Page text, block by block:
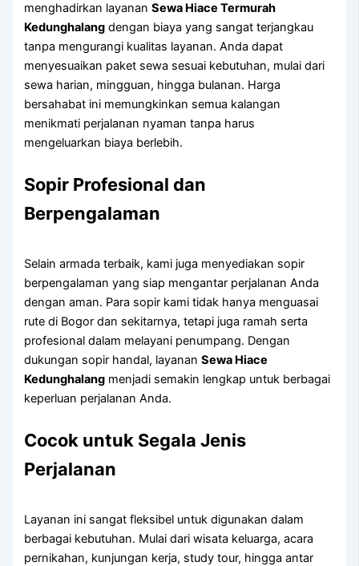
menghadirkan layananSewa Hiace Termurah
Kedunghalang dengan biaya yang sangat terjangkau
tanpa mengurangi kualitas layanan. Anda dapat
menyesuaikan paket sewa sesuai kebutuhan, mulai dari
sewa harian, mingguan, hingga bulanan. Harga
bersahabat ini memungkinkan semua kalangan
menikmati perjalanan nyaman tanpa harus
mengeluarkan biaya berlebih.
Sopir Profesional dan
Berpengalaman
Selain armada terbaik, kami juga menyediakan sopir
berpengalaman yang siap mengantar perjalanan Anda
dengan aman. Para sopir kami tidak hanya menguasai
rute di Bogor dan sekitarnya, tetapi juga ramah serta
profesional dalam melayani penumpang. Dengan
dukungan sopir handal, layananSewa Hiace
Kedunghalang menjadi semakin lengkap untuk berbagai
keperluan perjalanan Anda.
Cocok untuk Segala Jenis
Perjalanan
Layanan ini sangat fleksibel untuk digunakan dalam
berbagai kebutuhan. Mulai dari wisata keluarga, acara
pernikahan, kunjungan kerja, study tour, hingga antar